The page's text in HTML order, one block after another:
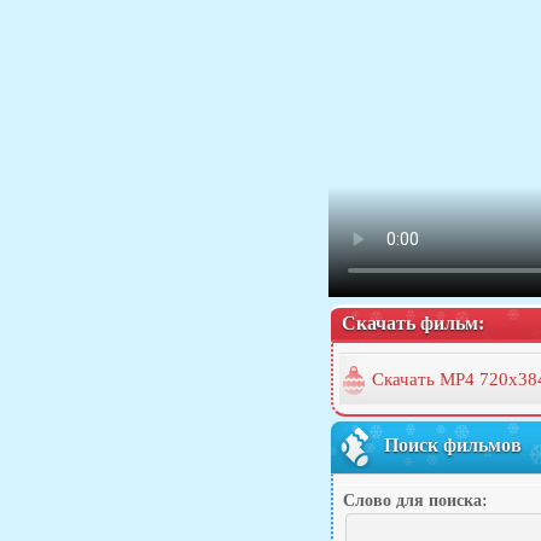
Скачать фильм:
Скачать MP4
Поиск фильмов
Слово для поиска: